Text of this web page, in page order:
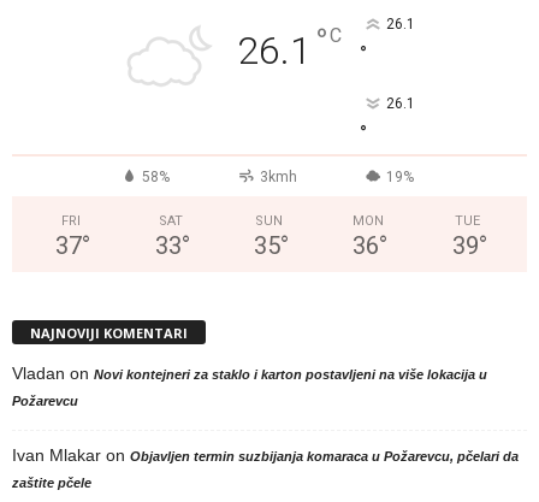
26.1 °C 26.1
°
26.1
°
58% 3kmh 19%
FRI
37°
SAT
33°
SUN
35°
MON
36°
TUE
39°
NAJNOVIJI KOMENTARI
Vladan on Novi kontejneri za staklo i karton postavljeni na više lokacija u
Požarevcu
Ivan Mlakar on Objavljen termin suzbijanja komaraca u Požarevcu, pčelari da
zaštite pčele